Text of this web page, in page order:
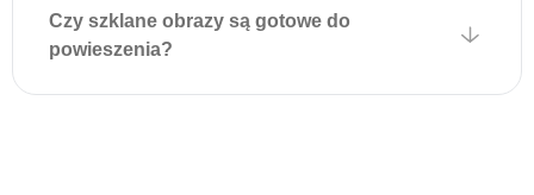
Czy szklane obrazy są gotowe do
powieszenia?